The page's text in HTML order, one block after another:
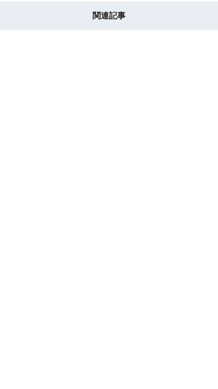
関連記事